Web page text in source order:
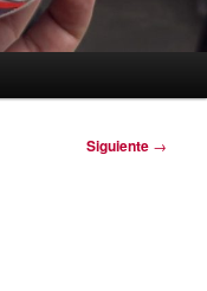
Siguiente →